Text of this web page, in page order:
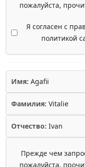
пожалуйста,
Я согласен с
политикой
Имя: Agafii
Фамилия: Vitalie
Отчество: Ivan
Прежде чем
пожалуйста,